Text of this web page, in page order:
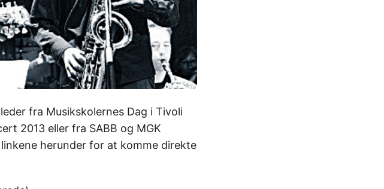
fra Musikskolernes Dag i Tivoli
2013 eller fra SABB og MGK
herunder for at komme direkte